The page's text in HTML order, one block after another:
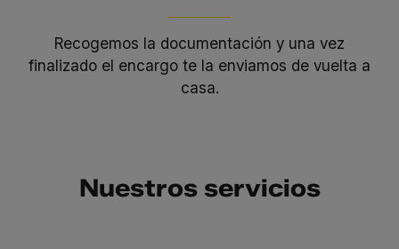
Recogemos la documentación y una vez
finalizado el encargo te la enviamos de vuelta a
casa.
Nuestros servicios